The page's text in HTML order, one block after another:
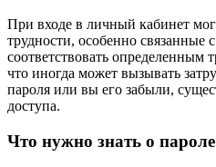
При входе в личный кабинет
трудности, особенно связанные
соответствовать определенным
что иногда может вызывать
пароля или вы его забыли,
доступа.
Что нужно знать о